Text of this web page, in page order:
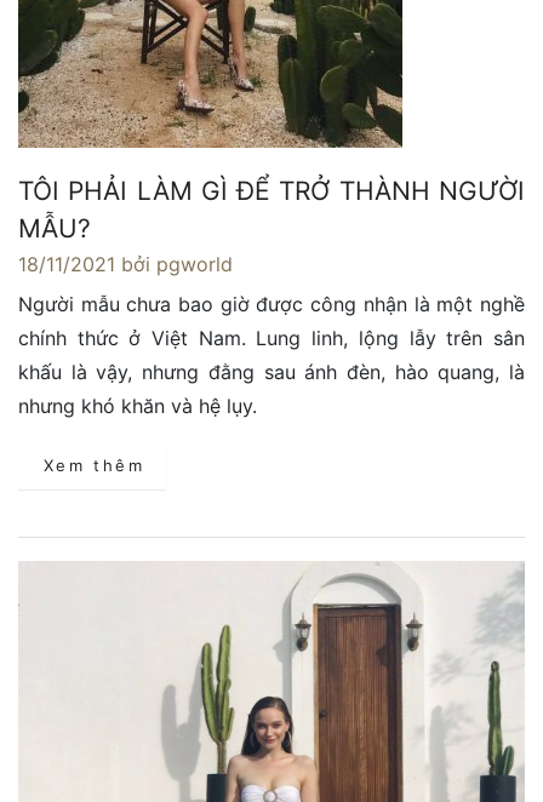
TÔI PHẢI LÀM GÌ ĐỂ TRỞ THÀNH NGƯỜI
MẪU?
18/11/2021 bởi pgworld
Người mẫu chưa bao giờ được công nhận là một nghề
chính thức ở Việt Nam. Lung linh, lộng lẫy trên sân
khấu là vậy, nhưng đằng sau ánh đèn, hào quang, là
nhưng khó khăn và hệ lụy.
Xem thêm